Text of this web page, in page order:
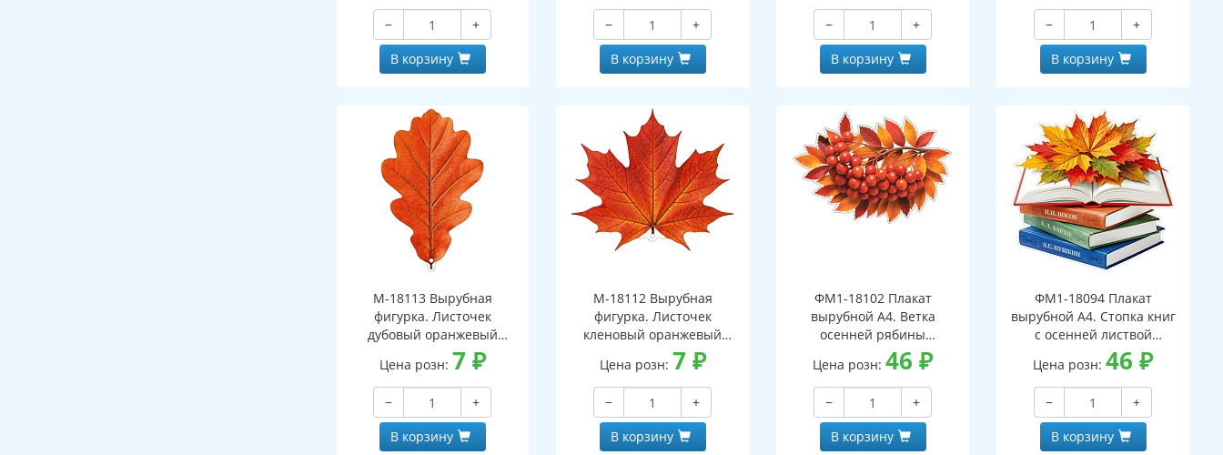
−
+
В корзину
−
+
В корзину
−
+
В корзину
−
+
В корзину
М-18113 Вырубная
фигурка. Листочек
дубовый оранжевый
(двухсторонняя, ВД-лак)
Цена розн: 7 ₽
−
+
В корзину
М-18112 Вырубная
фигурка. Листочек
кленовый оранжевый
(двухсторонняя, ВД-лак)
Цена розн: 7 ₽
−
+
В корзину
ФМ1-18102 Плакат
вырубной А4. Ветка
осенней рябины
(двухсторонний, ВД-лак)
Цена розн:46₽
−
+
В корзину
ФМ1-18094 Плакат
вырубной А4. Стопка книг
с осенней листвой
(двухсторонний, ВД-лак)
Цена розн:46₽
−
+
В корзину